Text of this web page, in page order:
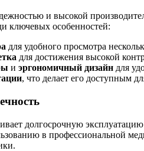
и высокой
ключевых особенностей:
для удобного просмотра
для достижения высокой
и эргономичный дизайн для
, что делает его доступным
долгосрочную
в профессиональной